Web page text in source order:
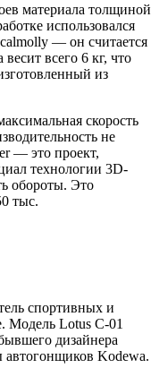
материала толщиной
использовался
— он считается
всего 6 кг, что
из
скорость
не
— это проект,
технологии 3D-
обороты. Это
тыс.
спортивных и
Модель Lotus C-01
дизайнера
Kodewa.